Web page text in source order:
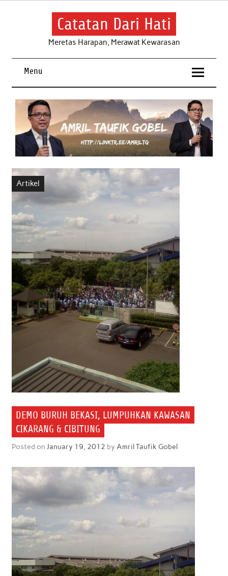
Skip
Catatan Dari Hati
Meretas Harapan, Merawat Kewarasan
Menu
Artikel
DEMO BURUH BEKASI, LUMPUHKAN KAWASAN
CIKARANG & CIBITUNG
Posted on January 19, 2012 by Amril Taufik Gobel